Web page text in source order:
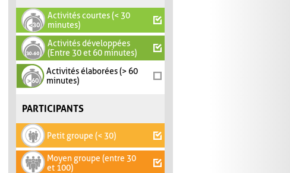
Activités courtes (< 30
minutes)
Activités développées
(Entre 30 et 60 minutes)
Activités élaborées (> 60
minutes)
PARTICIPANTS
Petit groupe (< 30)
Moyen groupe (entre 30
et 100)